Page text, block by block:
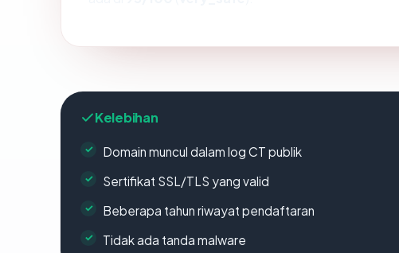
Kelebihan
Domain muncul dalam log CT publik
Sertifikat SSL/TLS yang valid
Beberapa tahun riwayat pendaftaran
Tidak ada tanda malware